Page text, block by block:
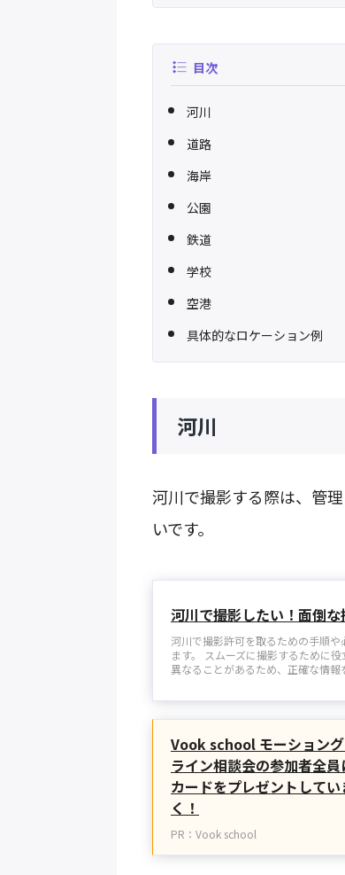
目次
河川
道路
海岸
公園
鉄道
学校
空港
具体的なロケーション例
河川
河川で撮影する際は、管
いです。
河川で撮影したい！面倒
河川で撮影許可を取るための手順
ます。 スムーズに撮影するために
異なることがあるため、正確な情報
Vook school モーション
ライン相談会の参加者全
カードをプレゼントして
く！
PR：Vook school